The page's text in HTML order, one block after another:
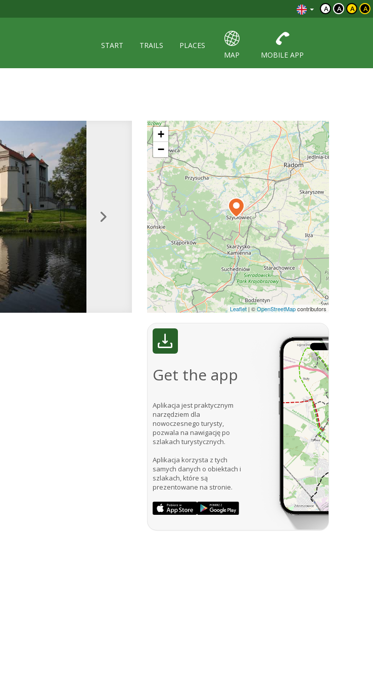
A A A A
START TRAILS
PLACES
MAP
MOBILE APP
+
−
Leaflet | ©OpenStreetMapcontributors
Get the app
Aplikacja jest praktycznym
narzędziem dla
nowoczesnego turysty,
pozwala na nawigację po
szlakach turystycznych.
Aplikacja korzysta z tych
samych danych o obiektach i
szlakach, które są
prezentowane na stronie.